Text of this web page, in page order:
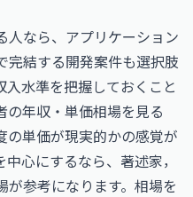
なら、 アプリケーション
完結する開発案件も選択肢
水準を把握しておくこと
の年収・単価相場を見る
の単価が現実的かの感覚が
心にするなら、 著述家，
が参考になります。相場を